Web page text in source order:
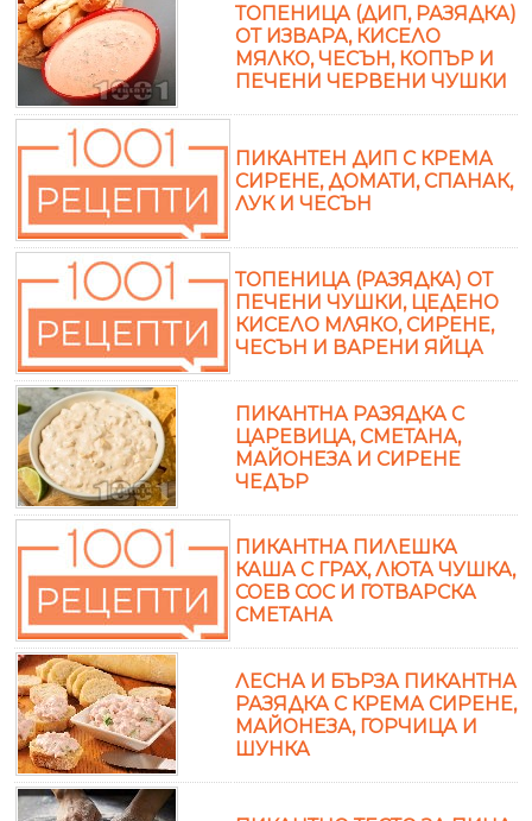
ТОПЕНИЦА (ДИП, РАЗЯДКА)
ОТ ИЗВАРА, КИСЕЛО
МЯЛКО, ЧЕСЪН, КОПЪР И
ПЕЧЕНИ ЧЕРВЕНИ ЧУШКИ
ПИКАНТЕН ДИП С КРЕМА
СИРЕНЕ, ДОМАТИ, СПАНАК,
ЛУК И ЧЕСЪН
ТОПЕНИЦА (РАЗЯДКА) ОТ
ПЕЧЕНИ ЧУШКИ, ЦЕДЕНО
КИСЕЛО МЛЯКО, СИРЕНЕ,
ЧЕСЪН И ВАРЕНИ ЯЙЦА
ПИКАНТНА РАЗЯДКА С
ЦАРЕВИЦА, СМЕТАНА,
МАЙОНЕЗА И СИРЕНЕ
ЧЕДЪР
ПИКАНТНА ПИЛЕШКА
КАША С ГРАХ, ЛЮТА ЧУШКА,
СОЕВ СОС И ГОТВАРСКА
СМЕТАНА
ЛЕСНА И БЪРЗА ПИКАНТНА
РАЗЯДКА С КРЕМА СИРЕНЕ,
МАЙОНЕЗА, ГОРЧИЦА И
ШУНКА